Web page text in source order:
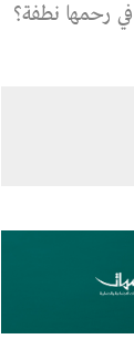
رحمها نطفة؟